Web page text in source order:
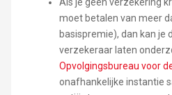
Als je geen verzekering
moet betalen van meer
basispremie), dan kan je
verzekeraar laten
Opvolgingsbureau voor
onafhankelijke instantie